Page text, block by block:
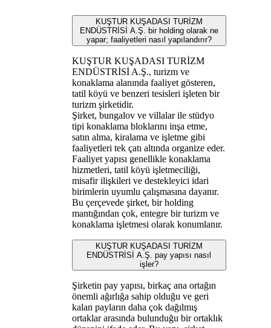
KUŞTUR KUŞADASI TURİZM
ENDÜSTRİSİ A.Ş. bir holding olarak ne
yapar; faaliyetleri nasıl yapılandırır?
KUŞTUR KUŞADASI TURİZM
ENDÜSTRİSİ A.Ş., turizm ve
konaklama alanında faaliyet gösteren,
tatil köyü ve benzeri tesisleri işleten bir
turizm şirketidir.
Şirket, bungalov ve villalar ile stüdyo
tipi konaklama bloklarını inşa etme,
satın alma, kiralama ve işletme gibi
faaliyetleri tek çatı altında organize eder.
Faaliyet yapısı genellikle konaklama
hizmetleri, tatil köyü işletmeciliği,
misafir ilişkileri ve destekleyici idari
birimlerin uyumlu çalışmasına dayanır.
Bu çerçevede şirket, bir holding
mantığından çok, entegre bir turizm ve
konaklama işletmesi olarak konumlanır.
KUŞTUR KUŞADASI TURİZM
ENDÜSTRİSİ A.Ş. pay yapısı nasıl
işler?
Şirketin pay yapısı, birkaç ana ortağın
önemli ağırlığa sahip olduğu ve geri
kalan payların daha çok dağılmış
ortaklar arasında bulunduğu bir ortaklık